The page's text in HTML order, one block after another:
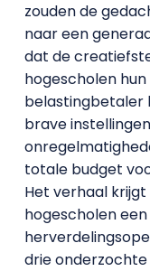
zouden de
naar een
dat de
hogescholen
belastingbetaler
brave
totale budget
Het verhaal
hogescholen
drie